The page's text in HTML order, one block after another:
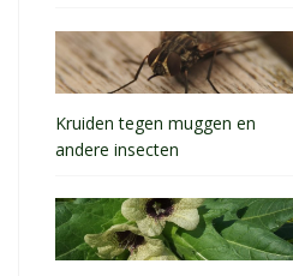
Kruiden tegen muggen en
andere insecten